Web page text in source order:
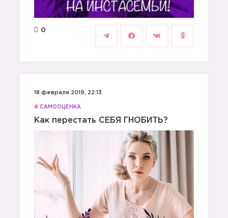
0
18 февраля 2019, 22:13
# САМООЦЕНКА
Как перестать СЕБЯ ГНОБИТЬ?